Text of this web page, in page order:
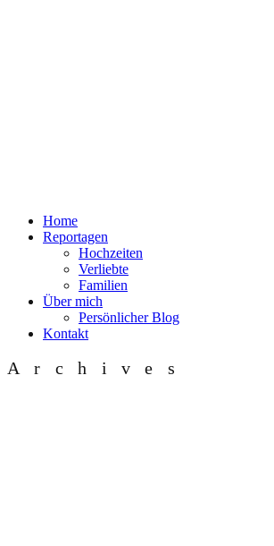
Home
Reportagen
Hochzeiten
Verliebte
Familien
Über mich
Persönlicher Blog
Kontakt
Archives